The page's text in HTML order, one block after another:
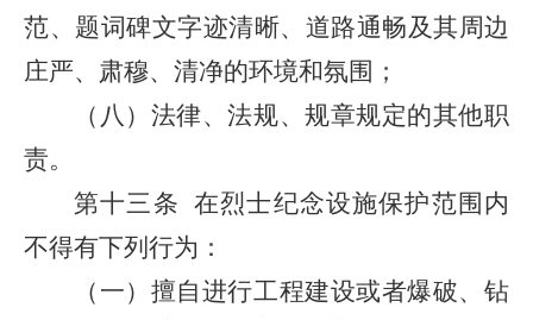
范、题词碑文字迹清晰、道路通畅及其周边
庄严、肃穆、清净的环境和氛围；
（八）法律、法规、规章规定的其他职
责。
第十三条在烈士纪念设施保护范围内
不得有下列行为：
（一）擅自进行工程建设或者爆破、钻